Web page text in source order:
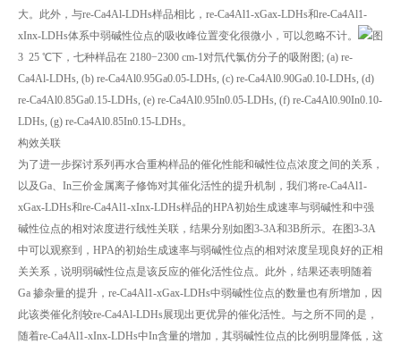
大。此外，与re-Ca4Al-LDHs样品相比，re-Ca4Al1-xGax-LDHs和re-Ca4Al1-
xInx-LDHs体系中弱碱性位点的吸收峰位置变化很微小，可以忽略不计。
图
3 25 ℃下，七种样品在 2180−2300 cm-1对氘代氯仿分子的吸附图; (a) re-
Ca4Al-LDHs, (b) re-Ca4Al0.95Ga0.05-LDHs, (c) re-Ca4Al0.90Ga0.10-LDHs, (d)
re-Ca4Al0.85Ga0.15-LDHs, (e) re-Ca4Al0.95In0.05-LDHs, (f) re-Ca4Al0.90In0.10-
LDHs, (g) re-Ca4Al0.85In0.15-LDHs。
构效关联
为了进一步探讨系列再水合重构样品的催化性能和碱性位点浓度之间的关系，
以及Ga、In三价金属离子修饰对其催化活性的提升机制，我们将re-Ca4Al1-
xGax-LDHs和re-Ca4Al1-xInx-LDHs样品的HPA初始生成速率与弱碱性和中强
碱性位点的相对浓度进行线性关联，结果分别如图3-3A和3B所示。在图3-3A
中可以观察到，HPA的初始生成速率与弱碱性位点的相对浓度呈现良好的正相
关关系，说明弱碱性位点是该反应的催化活性位点。此外，结果还表明随着
Ga 掺杂量的提升，re-Ca4Al1-xGax-LDHs中弱碱性位点的数量也有所增加，因
此该类催化剂较re-Ca4Al-LDHs展现出更优异的催化活性。与之所不同的是，
随着re-Ca4Al1-xInx-LDHs中In含量的增加，其弱碱性位点的比例明显降低，这